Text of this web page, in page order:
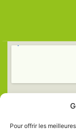
Pour offrir les